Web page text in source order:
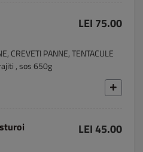
LEI 75.00
CREVETI PANNE, TENTACULE
, sos 650g
LEI 45.00